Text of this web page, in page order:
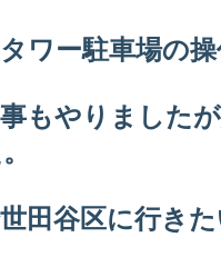
ワー駐車場の
もやりました
田谷区に行き